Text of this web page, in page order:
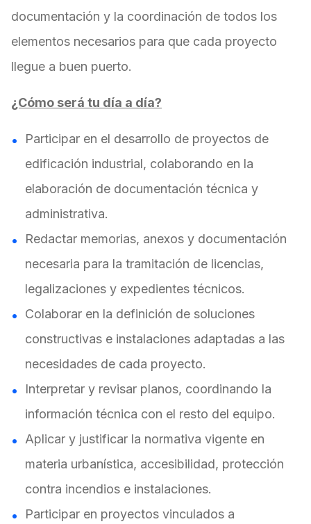
documentación y la coordinación de todos los
elementos necesarios para que cada proyecto
llegue a buen puerto.
¿Cómo será tu día a día?
Participar en el desarrollo de proyectos de
edificación industrial, colaborando en la
elaboración de documentación técnica y
administrativa.
Redactar memorias, anexos y documentación
necesaria para la tramitación de licencias,
legalizaciones y expedientes técnicos.
Colaborar en la definición de soluciones
constructivas e instalaciones adaptadas a las
necesidades de cada proyecto.
Interpretar y revisar planos, coordinando la
información técnica con el resto del equipo.
Aplicar y justificar la normativa vigente en
materia urbanística, accesibilidad, protección
contra incendios e instalaciones.
Participar en proyectos vinculados a